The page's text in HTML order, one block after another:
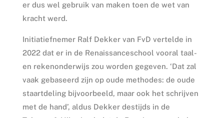
er dus wel gebruik van maken toen de wet van
kracht werd.
Initiatiefnemer Ralf Dekker van FvD vertelde in
2022 dat er in de Renaissanceschool vooral taal-
en rekenonderwijs zou worden gegeven. ‘Dat zal
vaak gebaseerd zijn op oude methodes: de oude
staartdeling bijvoorbeeld, maar ook het schrijven
met de hand’, aldus Dekker destijds in de